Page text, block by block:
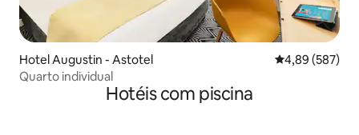
Hotel Augustin - Astotel 4,89 de uma
4,89 (587)
Quarto individual
Hotéis com piscina